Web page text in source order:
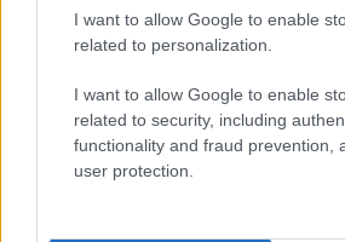
I want to allow Google to enable
related to personalization.
I want to allow Google to enable
related to security, including
functionality and fraud prevention,
user protection.
E-mail cím
Feliratkozom a hírlevélre és
szabályzatot!